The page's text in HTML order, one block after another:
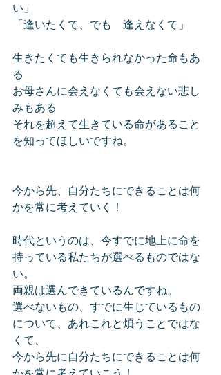
い」
「逢いたくて、でも　逢えなくて」
生きたくても生きられなかった命もあ
る
お母さんに会えなくても会えない悲し
みもある
それを超えて生きている命があること
を知ってほしいですね。
今から先、自分たちにできることは何
かを常に考えていく！
時代というのは、今すでに地上に命を
持っている私たちが選べるものではな
い。
両親は選んできているんですね。
選べないもの、すでに生じているもの
について、あれこれと煩うことではな
くて、
今から先に自分たちにできることは何